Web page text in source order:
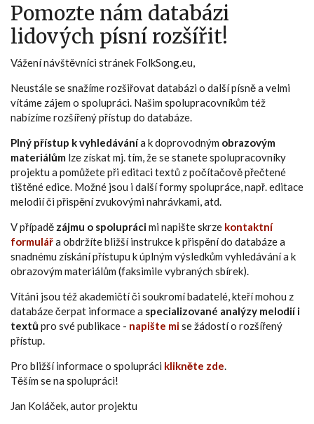
Pomozte nám databázi
lidových písní rozšířit!
Vážení návštěvníci stránek FolkSong.eu,
Neustále se snažíme rozšiřovat databázi o další písně a velmi
vítáme zájem o spolupráci. Našim spolupracovníkům též
nabízíme rozšířený přístup do databáze.
Plný přístup k vyhledávánía k doprovodným obrazovým
materiálům lze získat mj. tím, že se stanete spolupracovníky
projektu a pomůžete při editaci textů z počítačově přečtené
tištěné edice. Možné jsou i další formy spolupráce, např. editace
melodií či přispění zvukovými nahrávkami, atd.
V případě zájmu o spoluprácimi napište skrze kontaktní
formulářa obdržíte bližší instrukce k přispění do databáze a
snadnému získání přístupu k úplným výsledkům vyhledávání a k
obrazovým materiálům (faksimile vybraných sbírek).
Vítáni jsou též akademičtí či soukromí badatelé, kteří mohou z
databáze čerpat informace a specializované analýzy melodií i
textůpro své publikace - napište mise žádostí o rozšířený
přístup.
Pro bližší informace o spolupráci klikněte zde.
Těším se na spolupráci!
Jan Koláček, autor projektu